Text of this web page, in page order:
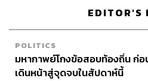
EDITOR'S
POLITICS
มหากาพย์โกงข้อสอบท้องถิ่น ก่อ
เดินหน้าสู่จุดจบในสัปดาห์นี้